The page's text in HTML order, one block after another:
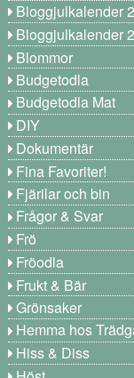
Bloggjulkalender
Bloggjulkalender
Blommor
Budgetodla
Budgetodla Mat
DIY
Dokumentär
Fina Favoriter!
Fjärilar och bin
Frågor & Svar
Frö
Fröodla
Frukt & Bär
Grönsaker
Hemma hos
Hiss & Diss